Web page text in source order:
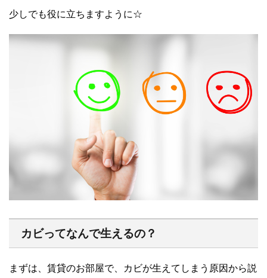
少しでも役に立ちますように☆
カビってなんで生えるの？
まずは、賃貸のお部屋で、カビが生えてしまう原因から説